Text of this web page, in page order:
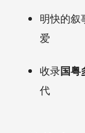
明快的叙
爱
收录国粤
代